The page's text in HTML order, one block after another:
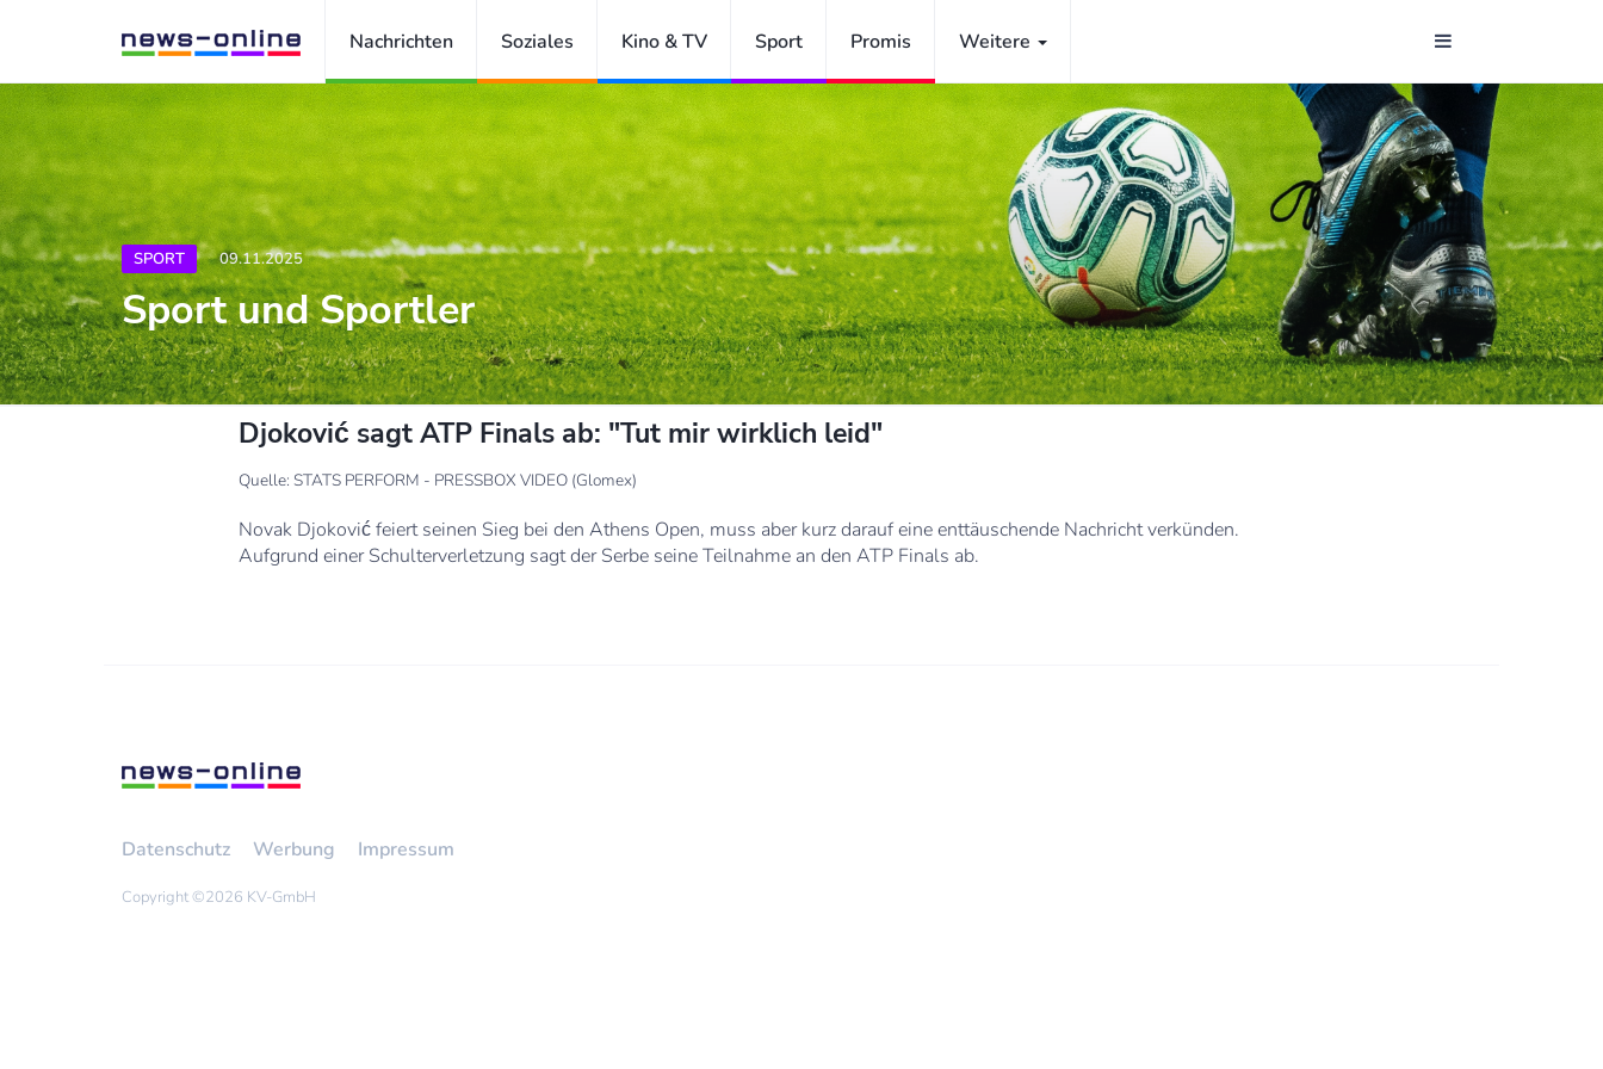
Nachrichten Soziales Kino & TV Sport Promis Weitere
SPORT 09.11.2025
Sport und Sportler
Djoković sagt ATP Finals ab: "Tut mir wirklich leid"
Quelle: STATS PERFORM - PRESSBOX VIDEO (Glomex)
Novak Djoković feiert seinen Sieg bei den Athens Open, muss aber kurz darauf eine enttäuschende Nachricht verkünden.
Aufgrund einer Schulterverletzung sagt der Serbe seine Teilnahme an den ATP Finals ab.
Datenschutz Werbung Impressum
Copyright ©2026 KV-GmbH